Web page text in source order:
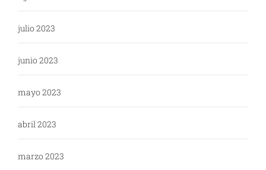
julio 2023
junio 2023
mayo 2023
abril 2023
marzo 2023